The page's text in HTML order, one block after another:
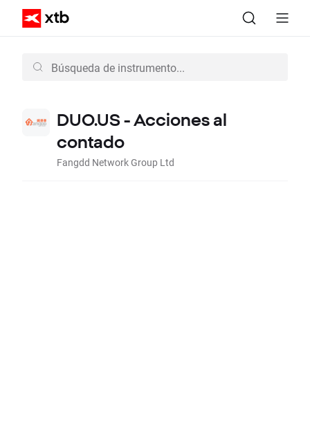
DUO.US - Acciones al
contado
Fangdd Network Group Ltd